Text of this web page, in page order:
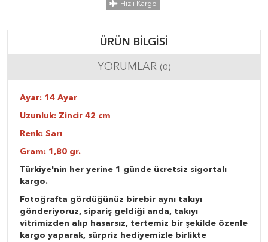
Hızlı Kargo
ÜRÜN BILGISI
YORUMLAR (0)
Ayar: 14 Ayar
Uzunluk: Zincir 42 cm
Renk: Sarı
Gram: 1,80 gr.
Türkiye'nin her yerine 1 günde ücretsiz sigortalı
kargo.
Fotoğrafta gördüğünüz birebir aynı takıyı
gönderiyoruz, sipariş geldiği anda, takıyı
vitrimizden alıp hasarsız, tertemiz bir şekilde özenle
kargo yaparak, sürpriz hediyemizle birlikte